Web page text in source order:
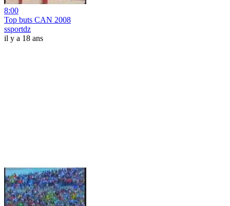
8:00
Top buts CAN 2008
ssportdz
il y a 18 ans